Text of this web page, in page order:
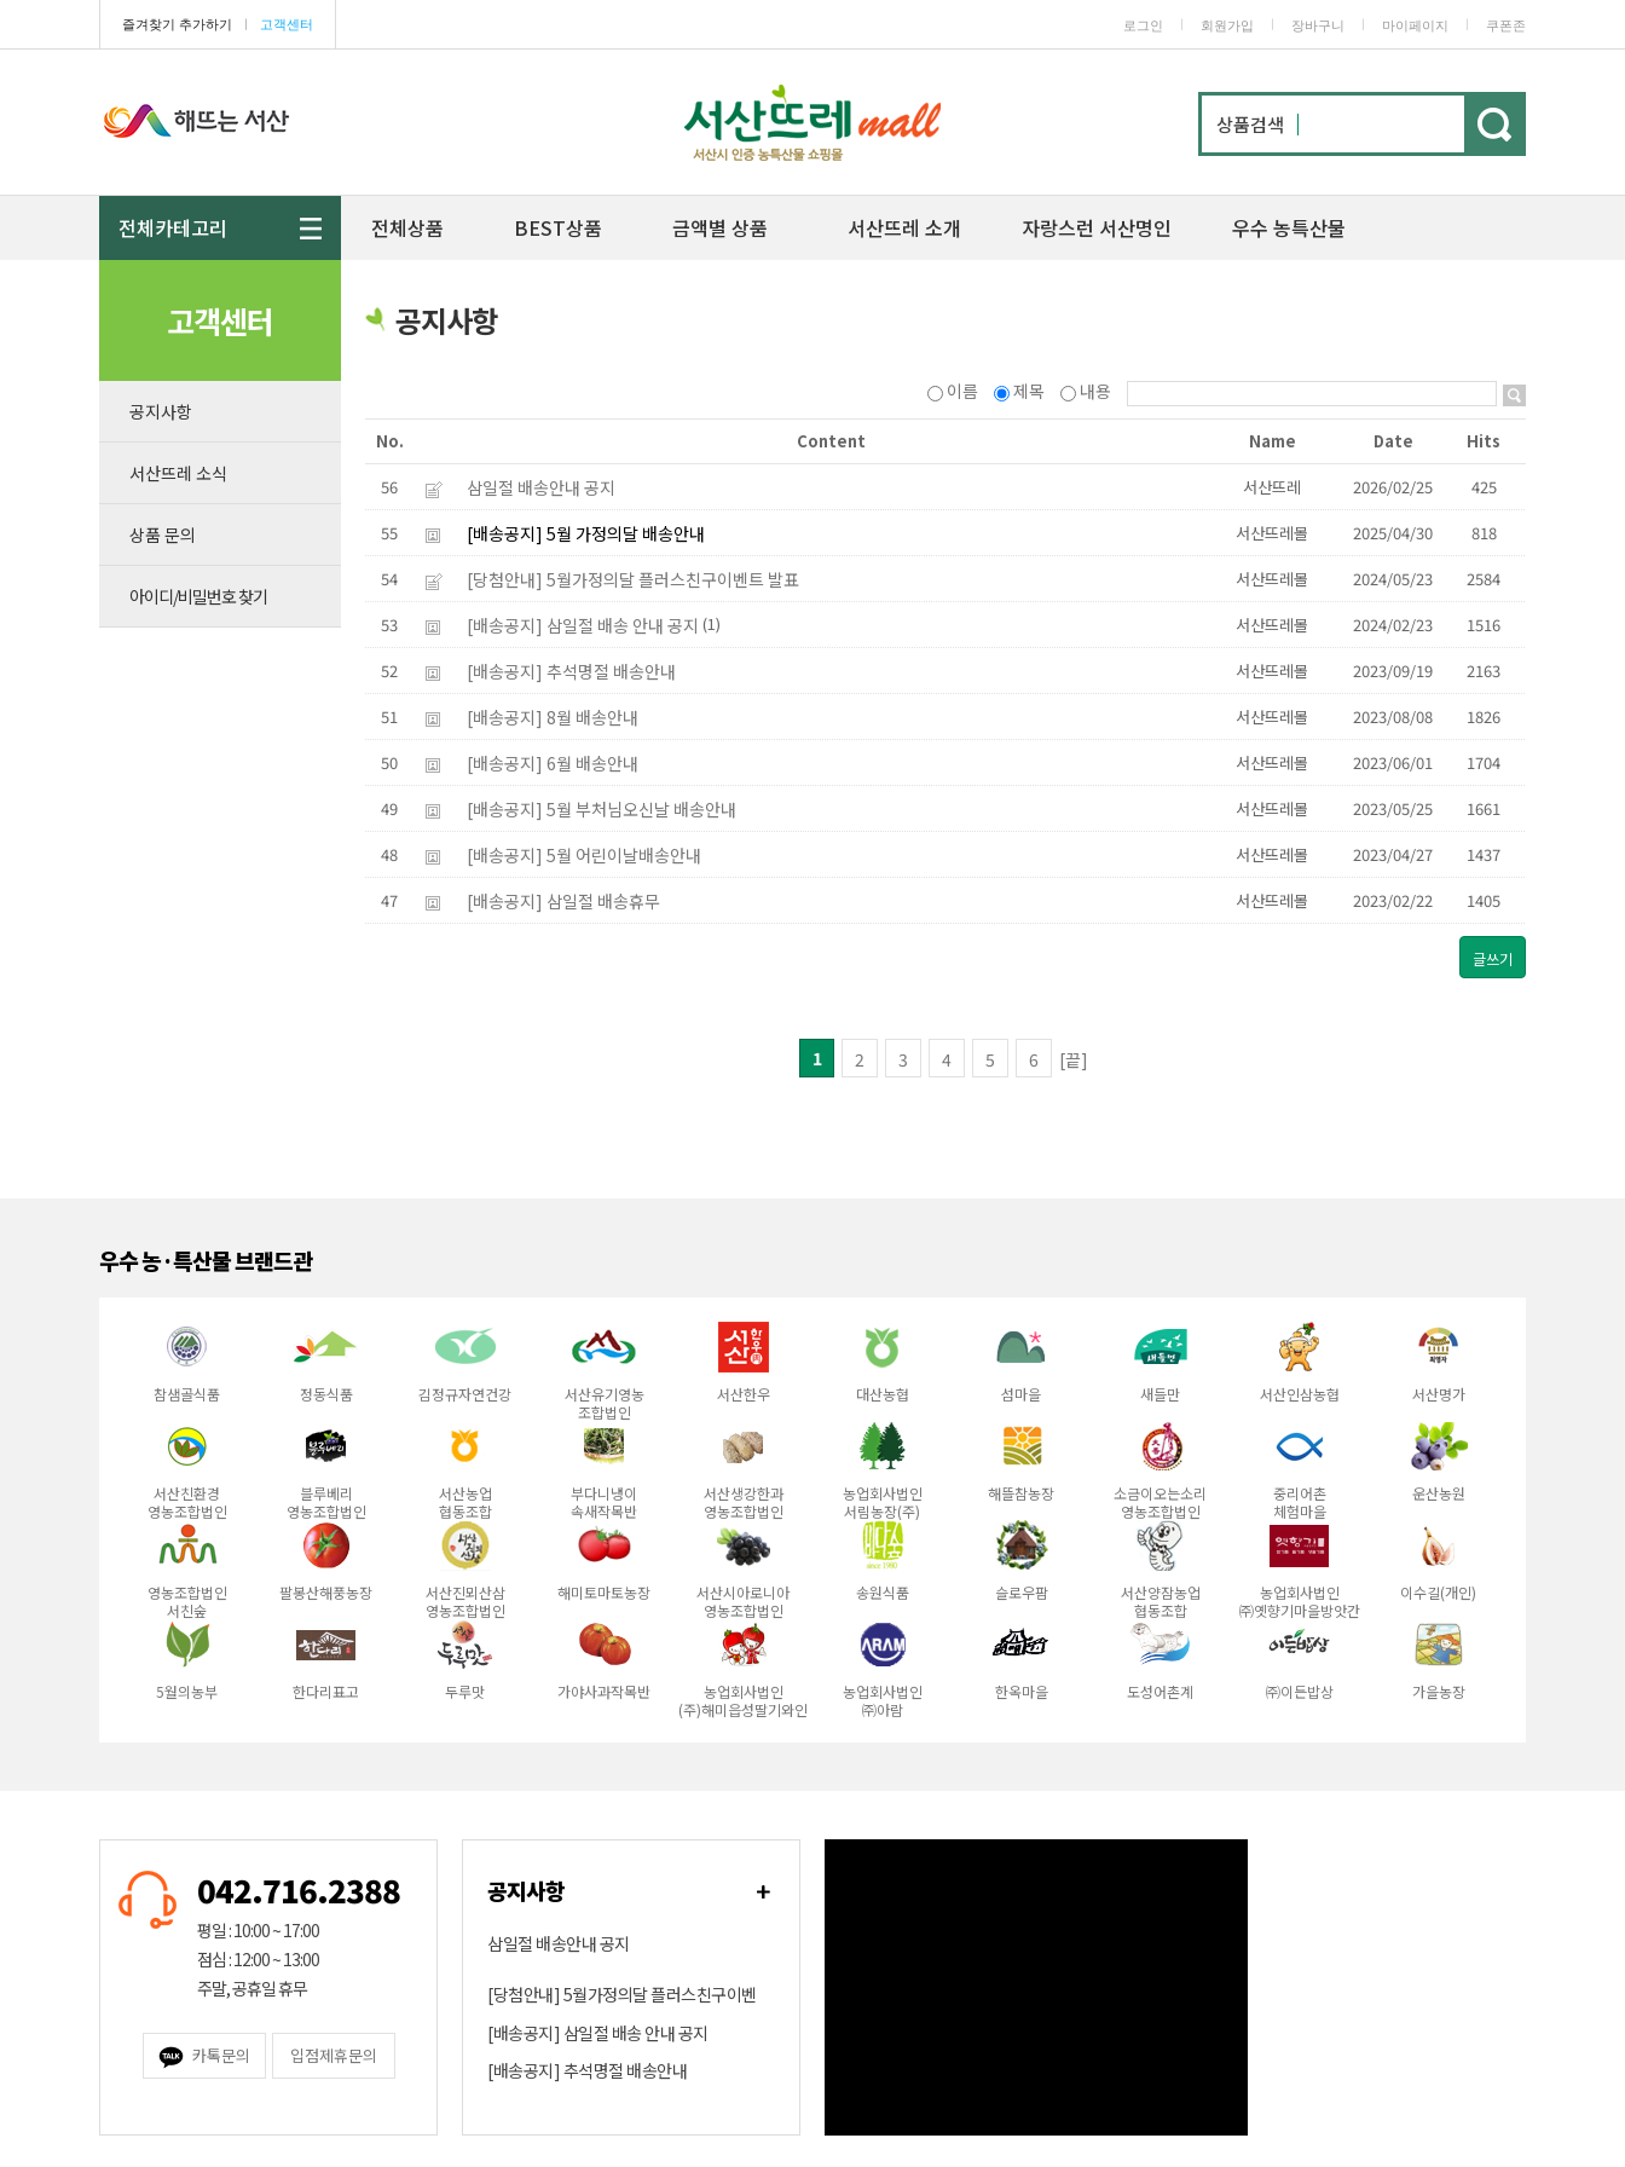
즐겨찾기 추가하기 ㅣ 고객센터 로그인 회원가입 장바구니 마이페이지 쿠폰존
상품검색
전체카테고리 전체상품 BEST상품 금액별 상품 서산뜨레 소개 자랑스런 서산명인 우수 농특산물
고객센터
공지사항
서산뜨레 소식
상품 문의
아이디/비밀번호 찾기
공지사항
이름 제목 내용
No. Content Name Date
Hits
56
삼일절 배송안내 공지 서산뜨레 2026/02/25
425
55
[배송공지] 5월 가정의달 배송안내 서산뜨레몰 2025/04/30
818
54
[당첨안내] 5월가정의달 플러스친구이벤트 발표 서산뜨레몰 2024/05/23
2584
53
[배송공지] 삼일절 배송 안내 공지 (1) 서산뜨레몰 2024/02/23
1516
52
[배송공지] 추석명절 배송안내 서산뜨레몰 2023/09/19
2163
51
[배송공지] 8월 배송안내 서산뜨레몰 2023/08/08
1826
50
[배송공지] 6월 배송안내 서산뜨레몰 2023/06/01
1704
49
[배송공지] 5월 부처님오신날 배송안내 서산뜨레몰 2023/05/25
1661
48
[배송공지] 5월 어린이날배송안내 서산뜨레몰 2023/04/27
1437
47
[배송공지] 삼일절 배송휴무 서산뜨레몰 2023/02/22 1405
글쓰기
1 2 3 4 5 6 [끝]
우수 농·특산물 브랜드관
참샘골식품 정동식품 김정규자연건강
서산유기영농
조합법인
서산한우 대산농협 섬마을 새들만 서산인삼농협 서산명가
서산친환경
영농조합법인
블루베리
영농조합법인
서산농업
협동조합
부다니냉이
속새작목반
서산생강한과
영농조합법인
농업회사법인
서림농장(주)
해뜰참농장
소금이오는소리
영농조합법인
중리어촌
체험마을
운산농원
영농조합법인
서친숲
팔봉산해풍농장
서산진뫼산삼
영농조합법인
해미토마토농장
서산시아로니아
영농조합법인
송원식품 슬로우팜
서산양잠농업
협동조합
농업회사법인
㈜옛향기마을방앗간
이수길(개인)
5월의농부 한다리표고 두루맛 가야사과작목반
농업회사법인
(주)해미읍성딸기와인
농업회사법인
㈜아람
한옥마을 도성어촌계 ㈜이든밥상 가을농장
042.716.2388
평일 : 10:00 ~ 17:00
점심 : 12:00 ~ 13:00
주말, 공휴일 휴무
카톡문의 입점제휴문의
공지사항
삼일절 배송안내 공지
[당첨안내] 5월가정의달 플러스친구이벤
[배송공지] 삼일절 배송 안내 공지
[배송공지] 추석명절 배송안내